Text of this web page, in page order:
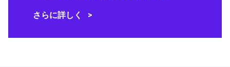
さらに詳しく